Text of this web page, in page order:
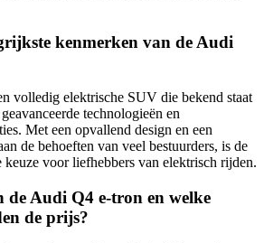
kenmerken van de Audi
volledig elektrische SUV die bekend staat
technologieën en
Met een opvallend design en een
de behoeften van veel bestuurders, is de
voor liefhebbers van elektrisch rijden.
de Audi Q4 e-tron en welke
de prijs?